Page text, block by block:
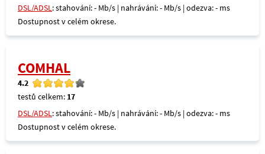
DSL/ADSL: stahování: - Mb/s | nahrávání: - Mb/s | odezva: - ms
Dostupnost v celém okrese.
COMHAL
4.2
testů celkem: 17
DSL/ADSL: stahování: - Mb/s | nahrávání: - Mb/s | odezva: - ms
Dostupnost v celém okrese.